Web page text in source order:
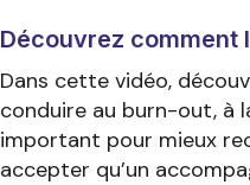
Découvrez comment
Dans cette vidéo,
conduire au burn-out, à
important pour mieux
accepter qu’un